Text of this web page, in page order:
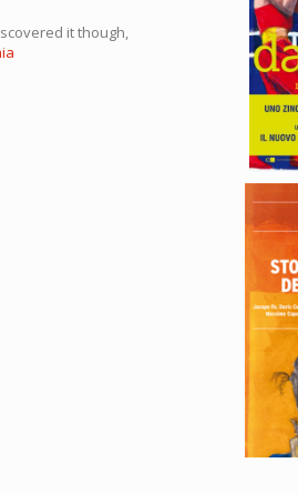
it though,